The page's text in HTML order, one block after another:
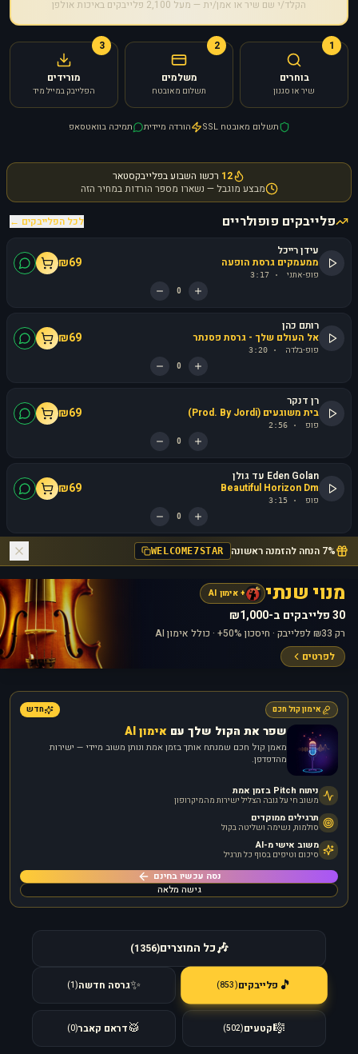
הקלד/י שם שיר או אמן/ית — מעל 2,100 פלייבקים באיכות אולפן
1
בוחרים
שיר או סגנון
2
משלמים
תשלום מאובטח
3
מורידים
הפלייבק במייל מיד
תשלום מאובטח SSL הורדה מיידית תמיכה בוואטסאפ
12 רכשו השבוע בפלייבקסטאר
מבצע מוגבל — נשארו מספר הורדות במחיר הזה
פלייבקים פופולריים
לכל הפלייבקים ←
עידן רייכל
ממעמקים גרסת הופעה
פופ-אתני ·
3:17
₪69
0
רותם כהן
אל העולם שלך - גרסת פסנתר
פופ-בלדה ·
3:20
₪69
0
רן דנקר
בית משוגעים (Prod. By Jordi)
פופ ·
2:56
₪69
0
Eden Golan עד גולן
Beautiful Horizon Dm
פופ ·
3:15
₪69
0
7% הנחה להזמנה ראשונה WELCOME7STAR
מנוי שנתי + אימון AI
30 פלייבקים ב-₪1,000
רק ₪33 לפלייבק · חיסכון 50%+ · כולל אימון AI
לפרטים
אימון קול חכם חדש
שפר את הקול שלך עם אימון AI
מאמן קול חכם שמנתח אותך בזמן אמת ונותן משוב מיידי — ישירות
מהדפדפן.
ניתוח Pitch בזמן אמת
משוב חי על גובה הצליל ישירות מהמיקרופון
תרגילים ממוקדים
סולמות, נשימה ושליטה בקול
משוב אישי מ-AI
סיכום וטיפים בסוף כל תרגיל
נסה עכשיו בחינם
גישה מלאה
🎶כל המוצרים(
1356
)
🎵 פלייבקים(
853
)
✨גרסה חדשה(
1
)
🎼קטעים(
502
)
🥁דראם קאבר(
0
)